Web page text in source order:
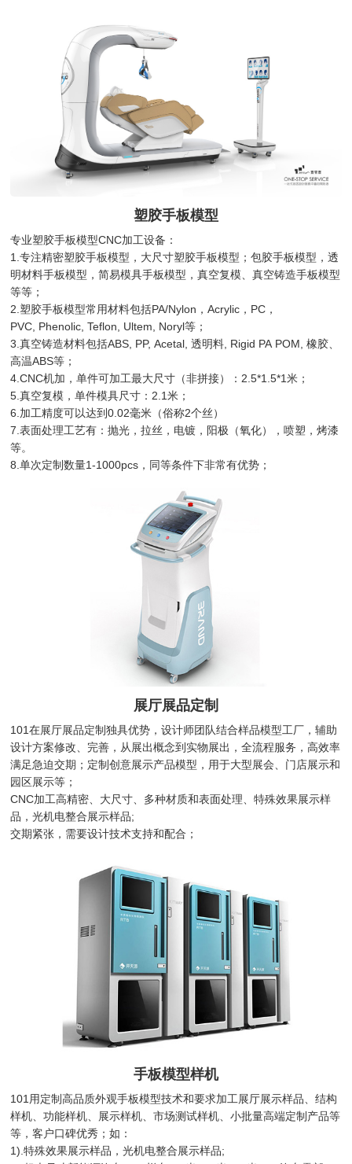
塑胶手板模型
专业塑胶手板模型CNC加工设备：
1.专注精密塑胶手板模型，大尺寸塑胶手板模型；包胶手板模型，透
明材料手板模型，简易模具手板模型，真空复模、真空铸造手板模型
等等；
2.塑胶手板模型常用材料包括PA/Nylon，Acrylic，PC，
PVC, Phenolic, Teflon, Ultem, Noryl等；
3.真空铸造材料包括ABS, PP, Acetal, 透明料, Rigid PA POM, 橡胶、
高温ABS等；
4.CNC机加，单件可加工最大尺寸（非拼接）：2.5*1.5*1米；
5.真空复模，单件模具尺寸：2.1米；
6.加工精度可以达到0.02毫米（俗称2个丝）
7.表面处理工艺有：抛光，拉丝，电镀，阳极（氧化），喷塑，烤漆
等。
8.单次定制数量1-1000pcs，同等条件下非常有优势；
展厅展品定制
101在展厅展品定制独具优势，设计师团队结合样品模型工厂，辅助
设计方案修改、完善，从展出概念到实物展出，全流程服务，高效率
满足急迫交期；定制创意展示产品模型，用于大型展会、门店展示和
园区展示等；
CNC加工高精密、大尺寸、多种材质和表面处理、特殊效果展示样
品，光机电整合展示样品;
交期紧张，需要设计技术支持和配合；
手板模型样机
101用定制高品质外观手板模型技术和要求加工展厅展示样品、结构
样机、功能样机、展示样机、市场测试样机、小批量高端定制产品等
等，客户口碑优秀；如：
1).特殊效果展示样品，光机电整合展示样品;